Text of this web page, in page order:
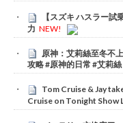
【スズキ ハスラー
力 NEW!
原神：艾莉絲至冬不
攻略 #原神的日常 #艾莉
Tom Cruise & Jay
Cruise on Tonight Show